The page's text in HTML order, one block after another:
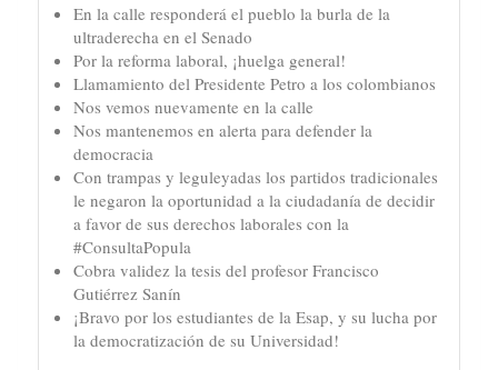
En la calle responderá el pueblo la burla de la
ultraderecha en el Senado
Por la reforma laboral, ¡huelga general!
Llamamiento del Presidente Petro a los colombianos
Nos vemos nuevamente en la calle
Nos mantenemos en alerta para defender la
democracia
Con trampas y leguleyadas los partidos tradicionales
le negaron la oportunidad a la ciudadanía de decidir
a favor de sus derechos laborales con la
#ConsultaPopula
Cobra validez la tesis del profesor Francisco
Gutiérrez Sanín
¡Bravo por los estudiantes de la Esap, y su lucha por
la democratización de su Universidad!